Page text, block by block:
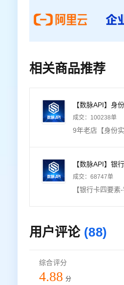
相关商品推荐
成交： 100238单
成交： 68747单
用户评论 (88)
综合评分
4.88 分